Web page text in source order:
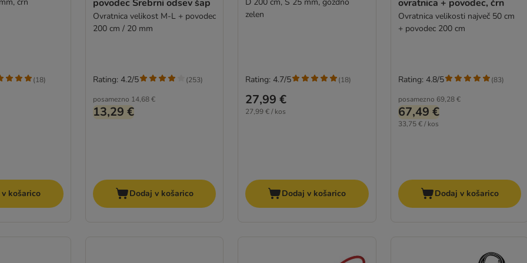
črn
(18)
košarico
povodec Srebrni odsev šap
Ovratnica velikost M-L + povodec
200 cm / 20 mm
posamezno 14,68 €
13,29 €
Rating: 4.2/5 (253)
Dodaj v košarico
D 200 cm, Š 25 mm, gozdno
zelen
27,99 €
27,99 € / kos
Rating: 4.7/5 (18)
Dodaj v košarico
ovratnica + povodec, črn
Ovratnica velikosti največ 50 cm
+ povodec 200 cm
posamezno 69,28 €
67,49 €
33,75 € / kos
Rating: 4.8/5 (83)
Dodaj v košarico